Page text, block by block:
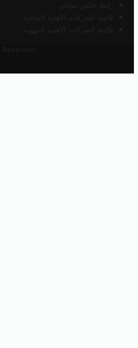
رابط خلفي مجاني
قائمة الشركات الأهلية المحلية
قائمة الشركات الأهلية الجهوية